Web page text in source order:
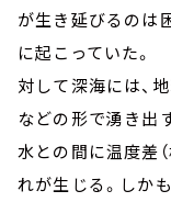
が生き延びるのは
に起こっていた。
対して深海には、
などの形で湧き出
水との間に温度差
れが生じる。しか